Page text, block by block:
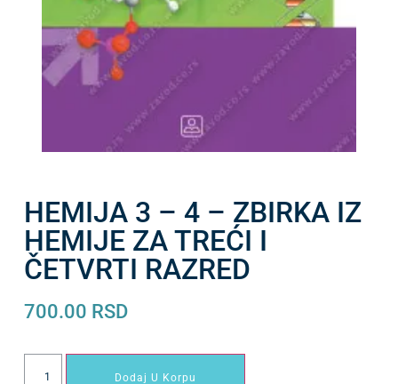
HEMIJA 3 – 4 – ZBIRKA IZ
HEMIJE ZA TREĆI I
ČETVRTI RAZRED
700.00 RSD
Dodaj U Korpu